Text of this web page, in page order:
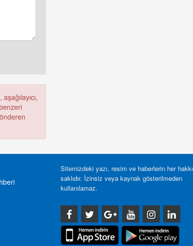
Sitemizdeki yazı, resim ve haberlerin her hakkı
saklıdır. İzinsiz veya kaynak gösterilmeden
kullanılamaz.